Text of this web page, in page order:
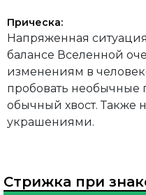
Прическа:
Напряженная
балансе Вселенной
изменениям в
пробовать необычные
обычный хвост. Также
украшениями.
Стрижка при